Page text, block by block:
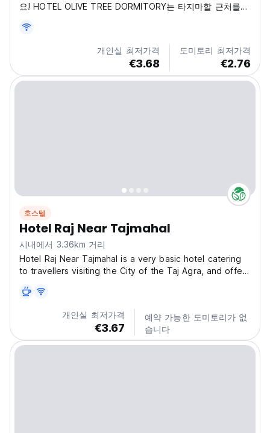
요! HOTEL OLIVE TREE DORMITORY는 타지마할 근처를
한 기숙사입니다! (Auto-translated from original
개인실 최저가격
€3.68
도미토리 최저가격
€2.76
호스텔
Hotel Raj Near Tajmahal
시내에서 3.36km 거리
Hotel Raj Near Tajmahal is a very basic hotel catering
to travellers visiting the City of the Taj Agra, and offers
located just 50 metres away from the south gate of
the Taj Mahal, offering a magnificent...
개인실 최저가격
€3.67
예약 가능한 도미토리가 없
습니다